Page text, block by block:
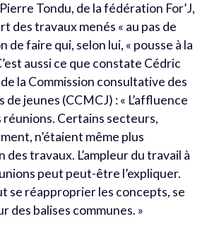
Tondu, de la fédération For’J,
des travaux menés « au pas de
de faire qui, selon lui, « pousse à la
aussi ce que constate Cédric
la Commission consultative des
jeunes (CCMCJ) : « L’affluence
réunions. Certains secteurs,
n’étaient même plus
des travaux. L’ampleur du travail à
peut peut-être l’expliquer.
se réapproprier les concepts, se
des balises communes. »